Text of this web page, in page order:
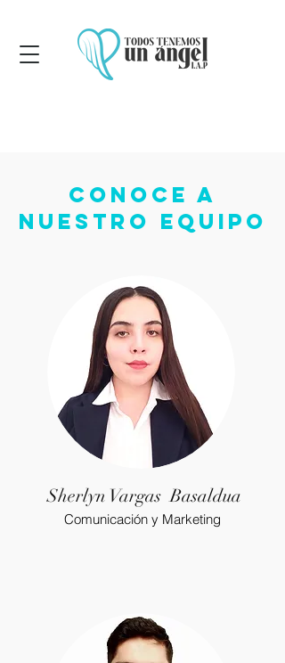
Conoce a
nuestro Equipo
Sherlyn Vargas Basaldua
Comunicación y Marketing